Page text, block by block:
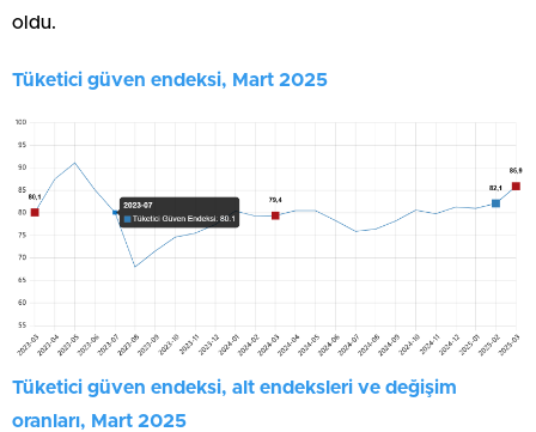
oldu.
Tüketici güven endeksi, Mart 2025
Tüketici güven endeksi, alt endeksleri ve değişim
oranları, Mart 2025